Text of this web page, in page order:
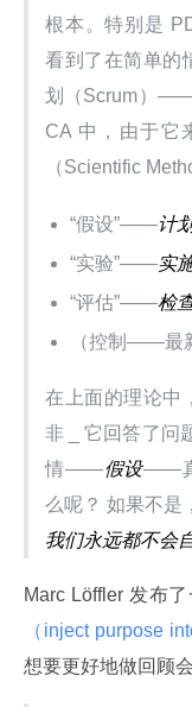
根本。特别是
看到了在简单
划（Scrum）——
CA 中，由于它
（Scientific
“假设”——计
“实验”——实
“评估”——检
（控制——最
在上面的理论中
非 _ 它回答了问
情——假设——真
么呢？ 如果不是
我们永远都不会
Marc Löffler 发布
（inject purpose
想要更好地做回顾